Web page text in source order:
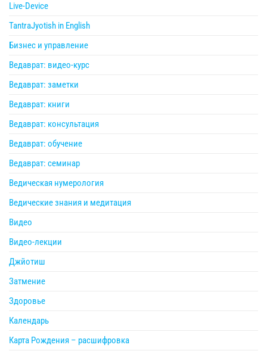
Live-Device
TantraJyotish in English
Бизнес и управление
Ведаврат: видео-курс
Ведаврат: заметки
Ведаврат: книги
Ведаврат: консультация
Ведаврат: обучение
Ведаврат: семинар
Ведическая нумерология
Ведические знания и медитация
Видео
Видео-лекции
Джйотиш
Затмение
Здоровье
Календарь
Карта Рождения – расшифровка